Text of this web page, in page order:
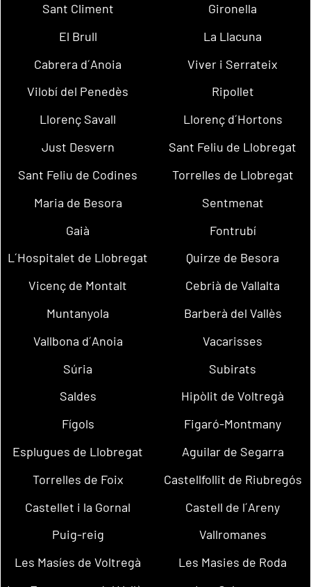
Sant Climent
Gironella
El Brull
La Llacuna
Cabrera d´Anoia
Viver i Serrateix
Vilobí del Penedès
Ripollet
Llorenç Savall
Llorenç d´Hortons
Just Desvern
Sant Feliu de Llobregat
Sant Feliu de Codines
Torrelles de Llobregat
Maria de Besora
Sentmenat
Gaià
Fontrubí
L´Hospitalet de Llobregat
Quirze de Besora
Vicenç de Montalt
Cebrià de Vallalta
Muntanyola
Barberà del Vallès
Vallbona d´Anoia
Vacarisses
Súria
Subirats
Saldes
Hipòlit de Voltregà
Fígols
Figaró-Montmany
Esplugues de Llobregat
Aguilar de Segarra
Torrelles de Foix
Castellfollit de Riubregós
Castellet i la Gornal
Castell de l´Areny
Puig-reig
Vallromanes
Les Masíes de Voltregà
Les Masies de Roda